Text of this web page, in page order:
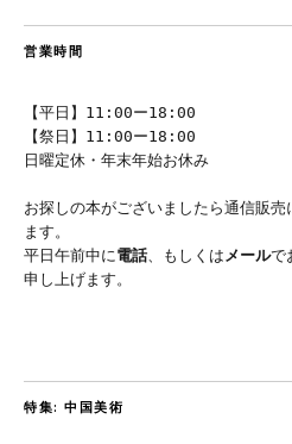
営業時間
【平日】11:00ー18:00
【祭日】11:00ー18:00
日曜定休・年末年始お休み
お探しの本がございましたら通信販
ます。
平日午前中に 電話 、もしくは メールで
申し上げます。
特集: 中国美術